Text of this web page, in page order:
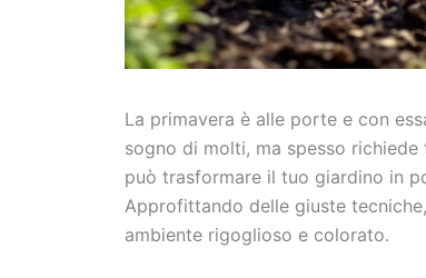
La primavera è alle porte e con
sogno di molti, ma spesso
può trasformare il tuo giardino in
Approfittando delle giuste
ambiente rigoglioso e colorato.